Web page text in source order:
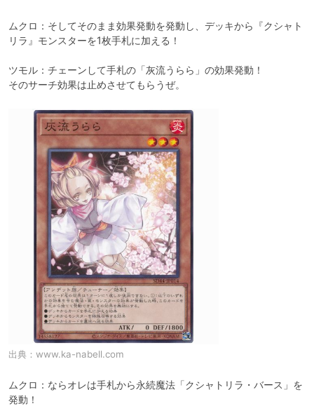
ムクロ：そしてそのまま効果発動を発動し、デッキから『クシャト
リラ』モンスターを1枚手札に加える！
ツモル：チェーンして手札の「灰流うらら」の効果発動！
そのサーチ効果は止めさせてもらうぜ。
出典： www.ka-nabell.com
ムクロ：ならオレは手札から永続魔法「クシャトリラ・バース」を
発動！